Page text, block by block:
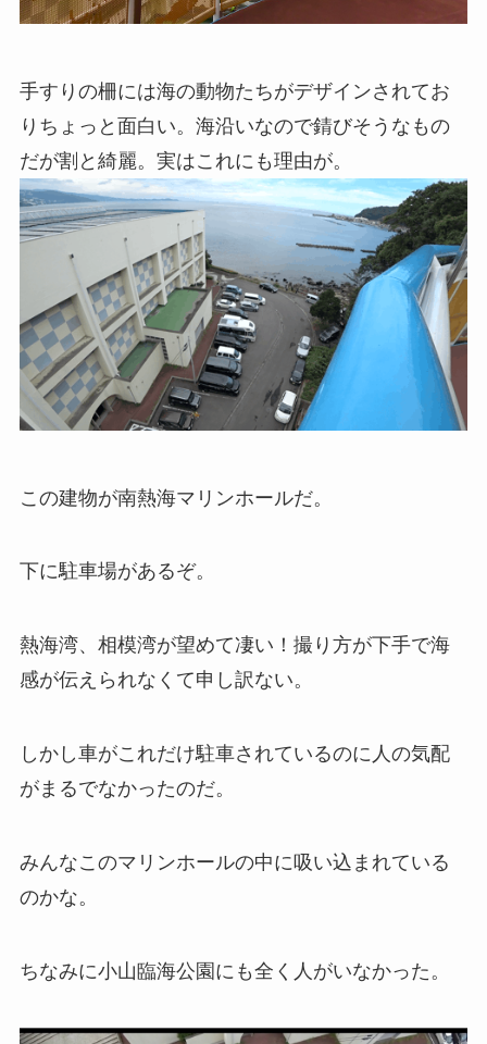
手すりの柵には海の動物たちがデザインされてお
りちょっと面白い。海沿いなので錆びそうなもの
だが割と綺麗。実はこれにも理由が。
この建物が南熱海マリンホールだ。
下に駐車場があるぞ。
熱海湾、相模湾が望めて凄い！撮り方が下手で海
感が伝えられなくて申し訳ない。
しかし車がこれだけ駐車されているのに人の気配
がまるでなかったのだ。
みんなこのマリンホールの中に吸い込まれている
のかな。
ちなみに小山臨海公園にも全く人がいなかった。